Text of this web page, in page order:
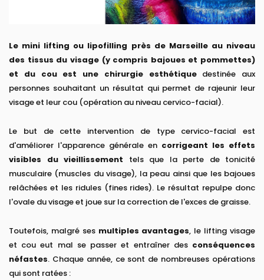
Le mini lifting ou lipofilling près de Marseille au niveau
des tissus du visage (y compris bajoues et pommettes)
et du cou est une chirurgie esthétiquedestinée aux
personnes souhaitant un résultat qui permet de rajeunir leur
visage et leur cou (opération au niveau cervico-facial).
Le but de cette intervention de type cervico-facial est
d'améliorer l'apparence générale en corrigeant les effets
visibles du vieillissement tels que la perte de tonicité
musculaire (muscles du visage), la peau ainsi que les bajoues
relâchées et les ridules (fines rides). Le résultat repulpe donc
l'ovale du visage et joue sur la correction de l'exces de graisse.
Toutefois, malgré ses multiples avantages, le lifting visage
et cou eut mal se passer et entraîner des conséquences
néfastes. Chaque année, ce sont de nombreuses opérations
qui sont ratées :